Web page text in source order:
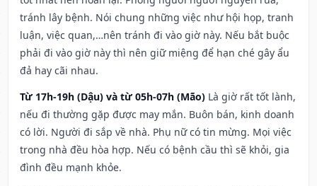
tránh lây bệnh. Nói chung những việc như hội họp, tranh
luận, việc quan,…nên tránh đi vào giờ này. Nếu bắt buộc
phải đi vào giờ này thì nên giữ miệng để hạn ché gây ẩu
đả hay cãi nhau.
Từ 17h-19h (Dậu) và từ 05h-07h (Mão) Là giờ rất tốt lành,
nếu đi thường gặp được may mắn. Buôn bán, kinh doanh
có lời. Người đi sắp về nhà. Phụ nữ có tin mừng. Mọi việc
trong nhà đều hòa hợp. Nếu có bệnh cầu thì sẽ khỏi, gia
đình đều mạnh khỏe.